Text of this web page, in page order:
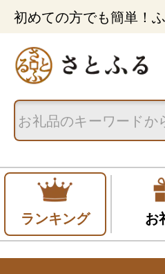
初めての方でも簡単！
ランキング お